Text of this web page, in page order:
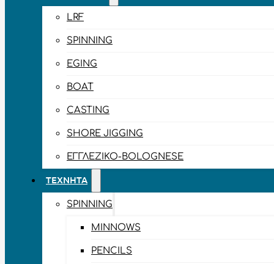
LRF
SPINNING
EGING
BOAT
CASTING
SHORE JIGGING
ΕΓΓΛΈΖΙΚΟ-BOLOGNESE
ΤΕΧΝΗΤΆ
SPINNING
MINNOWS
PENCILS